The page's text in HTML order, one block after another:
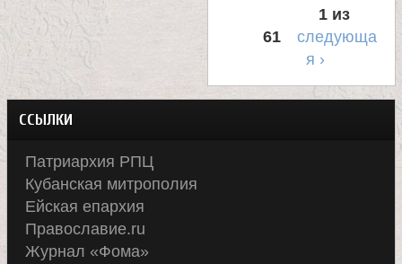
1 из
61
следующа
я ›
ССЫЛКИ
Патриархия РПЦ
Кубанская митрополия
Ейская епархия
Православие.ru
Журнал «Фома»